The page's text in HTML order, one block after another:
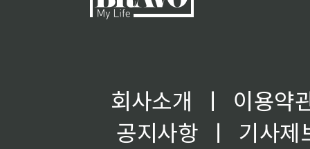
회사소개 ㅣ
이용약
공지사항
ㅣ
기사제